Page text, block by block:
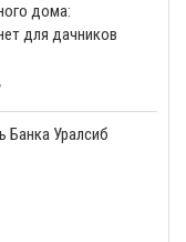
дома:
для дачников
Банка Уралсиб